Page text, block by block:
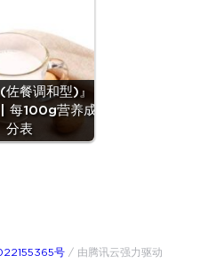
佐餐调和型)』
每100g营养成
分表
号/ 由腾讯云强力驱动